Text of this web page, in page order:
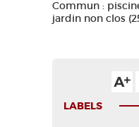
Commun :
jardin non clos
LABELS